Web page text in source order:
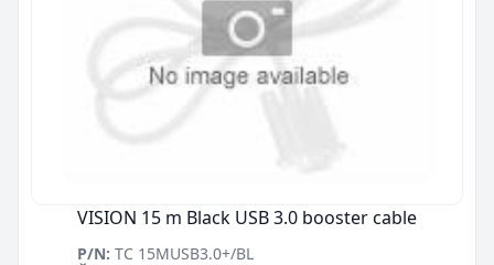
VISION 15 m Black USB 3.0 booster cable
P/N: TC 15MUSB3.0+/BL